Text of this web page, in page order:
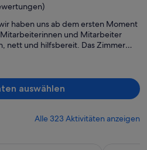
Person
haben uns ab dem ersten Moment
und Mitarbeiter
nett und hilfsbereit. Das Zimmer
Balkon, wir haben uns
war auch sehr lecker und
vom Hotel aus problemlos (bei
oder ein Uber oder den
Das Hotel ist auch absolut sicher.
auswählen
Alle 323 Aktivitäten anzeigen